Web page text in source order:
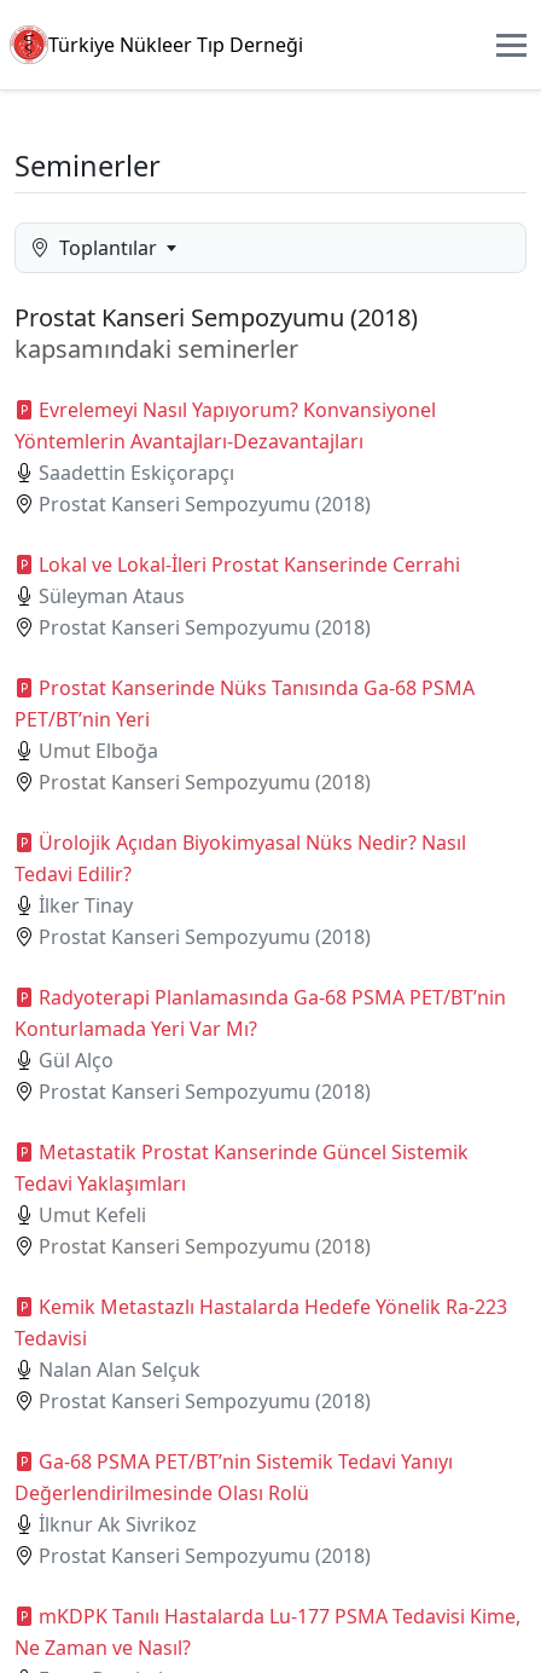
Türkiye Nükleer Tıp Derneği
Seminerler
Toplantılar
Prostat Kanseri Sempozyumu (2018)
kapsamındaki seminerler
Evrelemeyi Nasıl Yapıyorum? Konvansiyonel
Yöntemlerin Avantajları-Dezavantajları
Saadettin Eskiçorapçı
Prostat Kanseri Sempozyumu (2018)
Lokal ve Lokal-İleri Prostat Kanserinde Cerrahi
Süleyman Ataus
Prostat Kanseri Sempozyumu (2018)
Prostat Kanserinde Nüks Tanısında Ga-68 PSMA
PET/BT’nin Yeri
Umut Elboğa
Prostat Kanseri Sempozyumu (2018)
Ürolojik Açıdan Biyokimyasal Nüks Nedir? Nasıl
Tedavi Edilir?
İlker Tinay
Prostat Kanseri Sempozyumu (2018)
Radyoterapi Planlamasında Ga-68 PSMA PET/BT’nin
Konturlamada Yeri Var Mı?
Gül Alço
Prostat Kanseri Sempozyumu (2018)
Metastatik Prostat Kanserinde Güncel Sistemik
Tedavi Yaklaşımları
Umut Kefeli
Prostat Kanseri Sempozyumu (2018)
Kemik Metastazlı Hastalarda Hedefe Yönelik Ra-223
Tedavisi
Nalan Alan Selçuk
Prostat Kanseri Sempozyumu (2018)
Ga-68 PSMA PET/BT’nin Sistemik Tedavi Yanıyı
Değerlendirilmesinde Olası Rolü
İlknur Ak Sivrikoz
Prostat Kanseri Sempozyumu (2018)
mKDPK Tanılı Hastalarda Lu-177 PSMA Tedavisi Kime,
Ne Zaman ve Nasıl?